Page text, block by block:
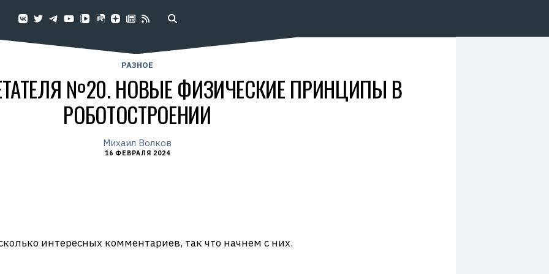
РАЗНОЕ
№20. НОВЫЕ ФИЗИЧЕСКИЕ ПРИНЦИПЫ В
РОБОТОСТРОЕНИИ
Михаил Волков
16 ФЕВРАЛЯ 2024
интересных комментариев, так что начнем с них.